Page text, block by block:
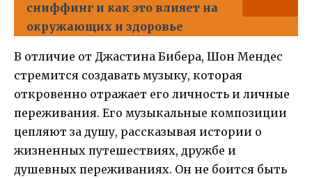
сниффинг и как это влияет на
окружающих и здоровье
В отличие от Джастина Бибера, Шон Мендес
стремится создавать музыку, которая
откровенно отражает его личность и личные
переживания. Его музыкальные композиции
цепляют за душу, рассказывая истории о
жизненных путешествиях, дружбе и
душевных переживаниях. Он не боится быть